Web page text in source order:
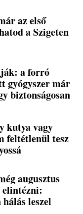
az első
a Szigeten
a forró
gyógyszer már
biztonságosan
kutya vagy
feltétlenül tesz
augusztus
elintézni:
leszel